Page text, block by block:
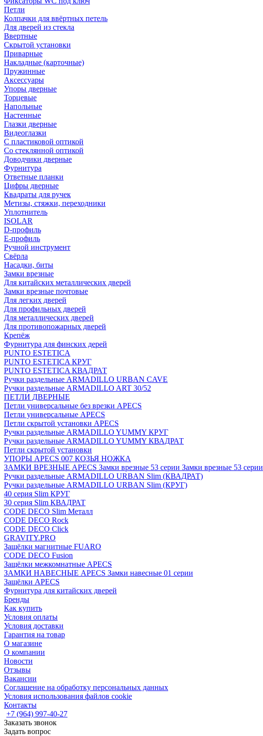
Петли
Колпачки для ввёртных петель
Для дверей из стекла
Ввертные
Скрытой установки
Приварные
Накладные (карточные)
Пружинные
Аксессуары
Упоры дверные
Торцевые
Напольные
Настенные
Глазки дверные
Видеоглазки
С пластиковой оптикой
Со стеклянной оптикой
Доводчики дверные
Фурнитура
Ответные планки
Цифры дверные
Квадраты для ручек
Метизы, стяжки, переходники
Уплотнитель
ISOLAR
D-профиль
Е-профиль
Ручной инструмент
Свёрла
Насадки, биты
Замки врезные
Для китайских металлических дверей
Замки врезные почтовые
Для легких дверей
Для профильных дверей
Для металлических дверей
Для противопожарных дверей
Крепёж
Фурнитура для финских дерей
PUNTO ESTETICA
PUNTO ESTETICA КРУГ
PUNTO ESTETICA КВАДРАТ
Ручки раздельные ARMADILLO URBAN CAVE
Ручки раздельные ARMADILLO ART 30/52
ПЕТЛИ ДВЕРНЫЕ
Петли универсальные без врезки APECS
Петли универсальные APECS
Петли скрытой установки APECS
Ручки раздельные ARMADILLO YUMMY КРУГ
Ручки раздельные ARMADILLO YUMMY КВАДРАТ
Петли скрытой установки
УПОРЫ APECS 007 КОЗЬЯ НОЖКА
ЗАМКИ ВРЕЗНЫЕ APECS Замки врезные 53 серии Замки врезные 53 серии
Ручки раздельные ARMADILLO URBAN Slim (КВАДРАТ)
Ручки раздельные ARMADILLO URBAN Slim (КРУГ)
40 серия Slim КРУГ
30 серия Slim КВАДРАТ
CODE DECO Slim Металл
CODE DECO Rock
CODE DECO Click
GRAVITY.PRO
Защёлки магнитные FUARO
CODE DECO Fusion
Защёлки межкомнатные APECS
ЗАМКИ НАВЕСНЫЕ APECS Замки навесные 01 серии
Защёлки APECS
Фурнитура для китайских дверей
Бренды
Как купить
Условия оплаты
Условия доставки
Гарантия на товар
О магазине
О компании
Новости
Отзывы
Вакансии
Соглашение на обработку персональных данных
Условия использования файлов cookie
Контакты
+7 (964) 997-40-27
Заказать звонок
Задать вопрос